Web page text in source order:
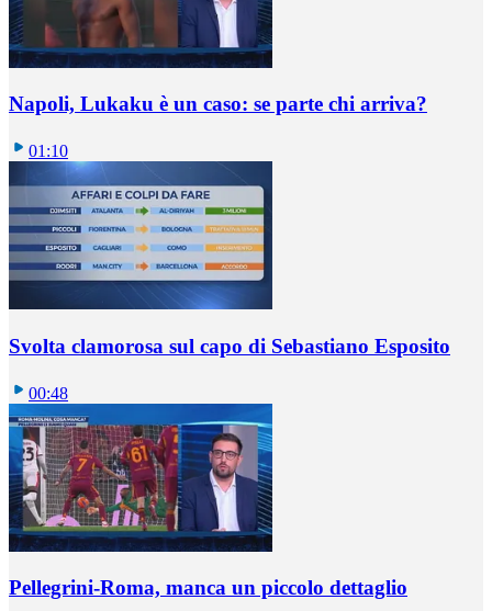
Napoli, Lukaku è un caso: se parte chi arriva?
01:10
Svolta clamorosa sul capo di Sebastiano Esposito
00:48
Pellegrini-Roma, manca un piccolo dettaglio